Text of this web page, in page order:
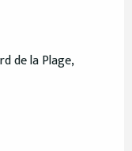
de la Plage,